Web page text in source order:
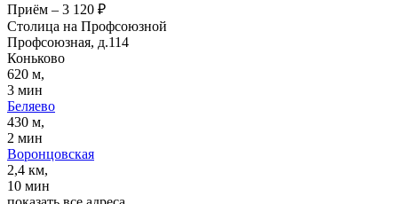
Приём – 3 120 ₽
Столица на Профсоюзной
Профсоюзная, д.114
Коньково
620 м,
3 мин
Беляево
430 м,
2 мин
Воронцовская
2,4 км,
10 мин